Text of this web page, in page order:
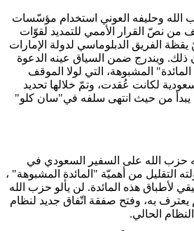
الله وحليفه العوني استخدام مؤسّسات
من نصّ القرار الأممي للتمديد لقوّات
الفريق الدبلوماسي لدولة الإمارات
ذلك. ويندرج ضمن السياق عينه الدعوة
المشبوهة، التي لولا الموقف
لكانت عُقدت، وتمّ خلالها تحديد
من حيث انتهى سلفه في"سان كلو"
حزب الله على السفير السعودي في
التقليل من أهميّة "المائدة المشبوهة" ،
لأطباق هذه المائدة. لن يألو حزب الله
به، وفتح صفقة اتّفاق جديد لنظام
الحالي.